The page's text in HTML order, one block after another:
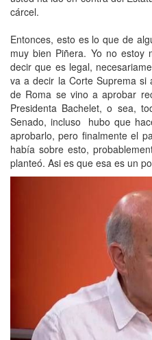
cárcel.
Entonces, esto es lo que de
muy bien Piñera. Yo no estoy
decir que es legal,
va a decir la Corte Suprema si
de Roma se vino a aprobar
Presidenta Bachelet, o sea,
Senado, incluso hubo que
aprobarlo, pero finalmente el
había sobre esto,
planteó. Asi es que esa es un